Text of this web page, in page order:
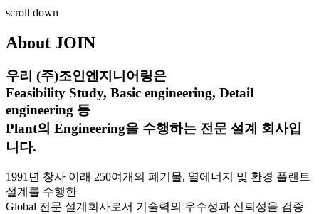
scroll down
About JOIN
우리 (주)조인엔지니어링은
Feasibility Study, Basic engineering, Detail
engineering 등
Plant의 Engineering을 수행하는 전문 설계 회사입
니다.
1991년 창사 이래 250여개의 폐기물, 열에너지 및 환경 플랜트
설계를 수행한
Global 전문 설계회사로서 기술력의 우수성과 신뢰성을 검증